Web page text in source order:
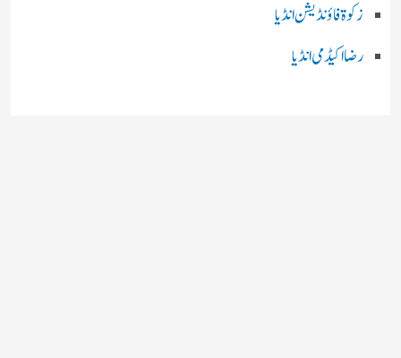
زکوۃ فاؤنڈیشن انڈیا
رضا اکیڈمی انڈیا